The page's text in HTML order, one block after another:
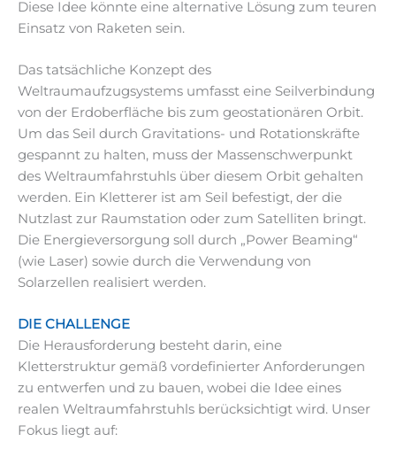
Diese Idee könnte eine alternative Lösung zum teuren
Einsatz von Raketen sein.
Das tatsächliche Konzept des
Weltraumaufzugsystems umfasst eine Seilverbindung
von der Erdoberfläche bis zum geostationären Orbit.
Um das Seil durch Gravitations- und Rotationskräfte
gespannt zu halten, muss der Massenschwerpunkt
des Weltraumfahrstuhls über diesem Orbit gehalten
werden. Ein Kletterer ist am Seil befestigt, der die
Nutzlast zur Raumstation oder zum Satelliten bringt.
Die Energieversorgung soll durch „Power Beaming“
(wie Laser) sowie durch die Verwendung von
Solarzellen realisiert werden.
DIE CHALLENGE
Die Herausforderung besteht darin, eine
Kletterstruktur gemäß vordefinierter Anforderungen
zu entwerfen und zu bauen, wobei die Idee eines
realen Weltraumfahrstuhls berücksichtigt wird. Unser
Fokus liegt auf: